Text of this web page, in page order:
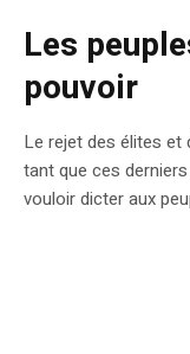
Les
pouvoir
Le rejet des élites et
tant que ces
vouloir dicter aux